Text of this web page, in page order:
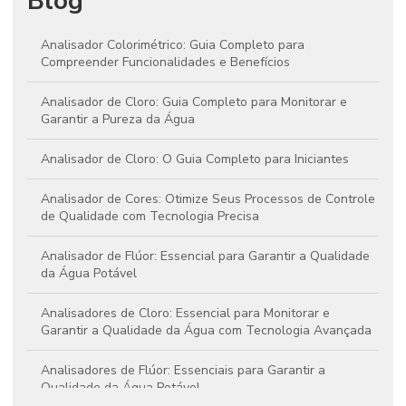
Analisador Colorimétrico: Guia Completo para
Compreender Funcionalidades e Benefícios
Analisador de Cloro: Guia Completo para Monitorar e
Garantir a Pureza da Água
Analisador de Cloro: O Guia Completo para Iniciantes
Analisador de Cores: Otimize Seus Processos de Controle
de Qualidade com Tecnologia Precisa
Analisador de Flúor: Essencial para Garantir a Qualidade
da Água Potável
Analisadores de Cloro: Essencial para Monitorar e
Garantir a Qualidade da Água com Tecnologia Avançada
Analisadores de Flúor: Essenciais para Garantir a
Qualidade da Água Potável